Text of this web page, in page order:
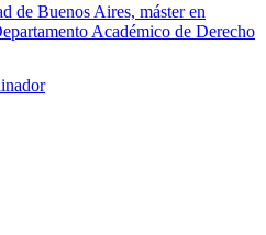
de Buenos Aires, máster en
Académico de Derecho